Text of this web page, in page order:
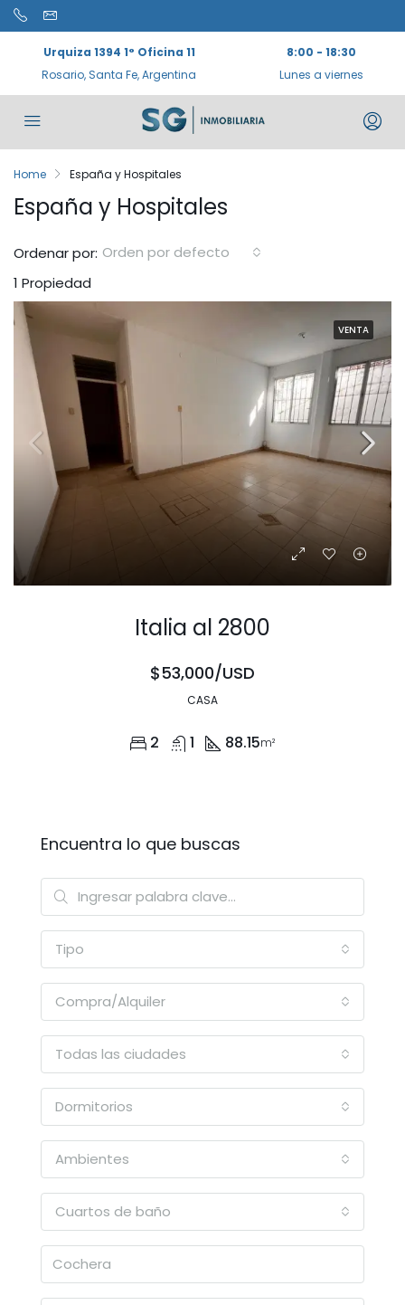
Urquiza 1394 1° Oficina 11
Rosario, Santa Fe, Argentina
8:00 - 18:30
Lunes a viernes
Home España y Hospitales
España y Hospitales
1 Propiedad
Ordenar por: Orden por defecto
VENTA
Italia al 2800
$53,000/USD
CASA
2 1 88.15m²
Encuentra lo que buscas
Tipo
Compra/Alquiler
Todas las ciudades
Dormitorios
Ambientes
Cuartos de baño